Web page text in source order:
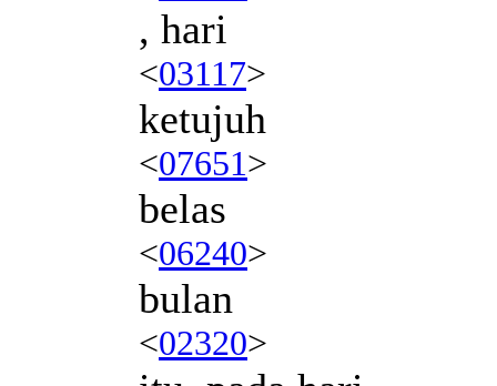
, hari
<03117>
ketujuh
<07651>
belas
<06240>
bulan
<02320>